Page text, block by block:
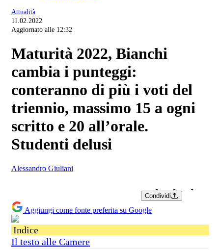
Attualità
11.02.2022
Aggiornato alle 12:32
Maturità 2022, Bianchi
cambia i punteggi:
conteranno di più i voti del
triennio, massimo 15 a ogni
scritto e 20 all’orale.
Studenti delusi
Alessandro Giuliani
Condividi
Aggiungi come fonte preferita su Google
Indice
Il testo alle Camere